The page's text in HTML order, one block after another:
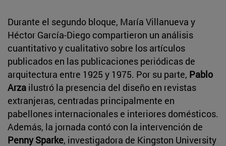
Durante el segundo bloque, María Villanueva y
Héctor García-Diego compartieron un análisis
cuantitativo y cualitativo sobre los artículos
publicados en las publicaciones periódicas de
arquitectura entre 1925 y 1975. Por su parte, Pablo
Arza ilustró la presencia del diseño en revistas
extranjeras, centradas principalmente en
pabellones internacionales e interiores domésticos.
Además, la jornada contó con la intervención de
Penny Sparke, investigadora de Kingston University